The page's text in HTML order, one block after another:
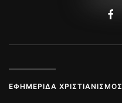
ΕΦΗΜΕΡΊΔΑ ΧΡΙΣΤΙΑΝΙΣΜΌΣ